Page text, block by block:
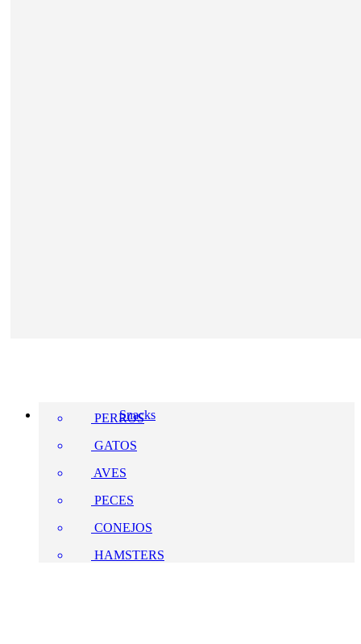
Snacks
PERROS
GATOS
AVES
PECES
CONEJOS
HAMSTERS